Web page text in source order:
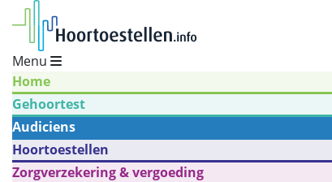
Menu
Home
Gehoortest
Audiciens
Hoortoestellen
Zorgverzekering & vergoeding